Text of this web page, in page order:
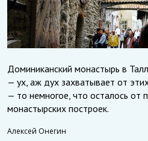
Доминиканский монастырь в
— ух, аж дух захватывает от
— то немногое, что осталось от
монастырских построек.
Алексей Онегин